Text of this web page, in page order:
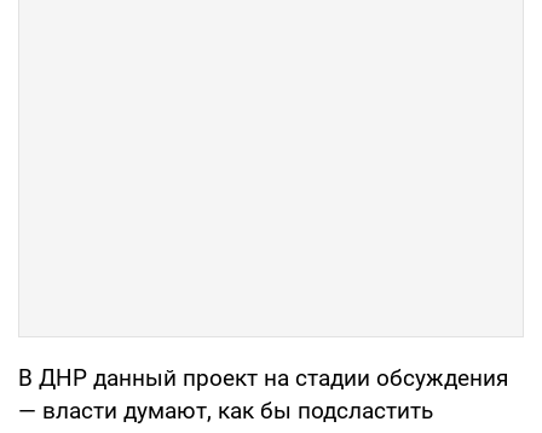
В ДНР данный проект на стадии обсуждения
— власти думают, как бы подсластить